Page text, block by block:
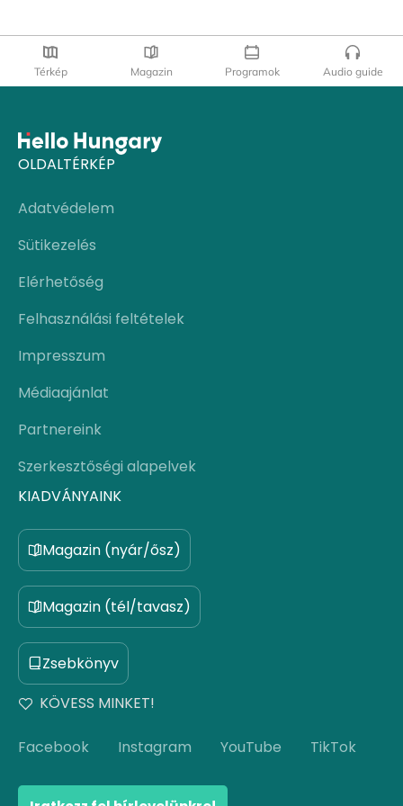
Térkép Magazin Programok Audio guide
OLDALTÉRKÉP
Adatvédelem
Sütikezelés
Elérhetőség
Felhasználási feltételek
Impresszum
Médiaajánlat
Partnereink
Szerkesztőségi alapelvek
KIADVÁNYAINK
Magazin (nyár/ősz)
Magazin (tél/tavasz)
Zsebkönyv
KÖVESS MINKET!
Facebook Instagram YouTube TikTok